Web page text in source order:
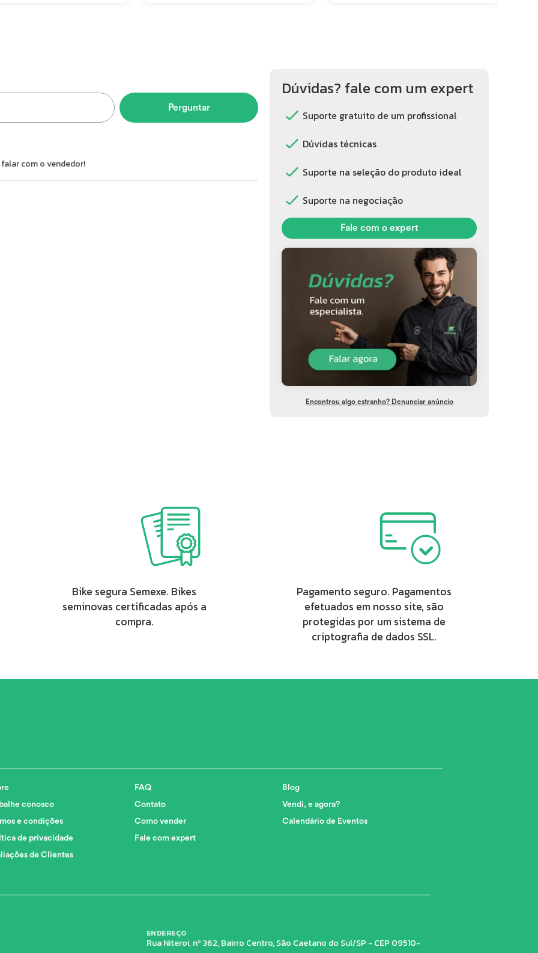
Perguntar
com o vendedor!
Dúvidas? fale com um expert
Suporte gratuito de um profissional
Dúvidas técnicas
Suporte na seleção do produto ideal
Suporte na negociação
Fale com o expert
Encontrou algo estranho? Denunciar anúncio
Bike segura Semexe. Bikes
seminovas certificadas após a
compra.
Pagamento seguro. Pagamentos
efetuados em nosso site, são
protegidas por um sistema de
criptografia de dados SSL.
conosco
e condições
de privacidade
de Clientes
FAQ
Contato
Como vender
Fale com expert
Blog
Vendi, e agora?
Calendário de Eventos
ENDEREÇO
Rua Niteroi, nº 362, Bairro Centro, São Caetano do Sul/SP - CEP 09510-